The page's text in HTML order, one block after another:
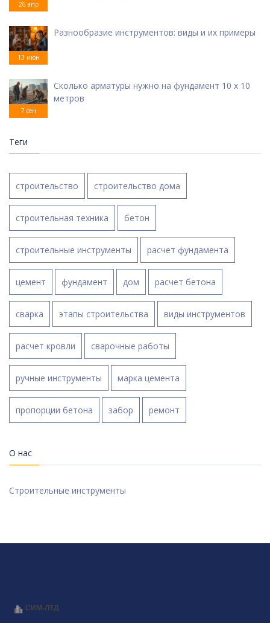
26 апр
13 июн
Разнообразие инструментов: виды и их примеры
7 сен
Сколько арматуры нужно на фундамент 10 х 10
метров
Теги
строительство строительство дома
строительная техника бетон
строительные инструменты расчет фундамента
цемент фундамент дом расчет бетона
сварка этапы строительства виды инструментов
расчет кровли сварочные работы
ручные инструменты марка цемента
пропорции бетона забор ремонт
О нас
Строительные инструменты